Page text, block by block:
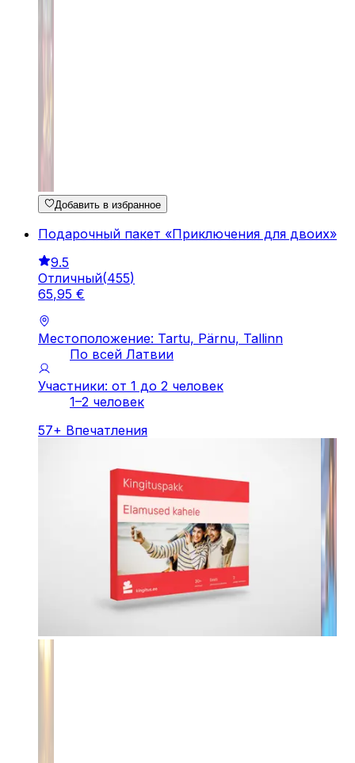
Добавить в избранное
Подарочный пакет «Приключения для двоих»
9.5
Отличный(455)
65,95 €
Местоположение: Tartu, Pärnu, Tallinn
По всей Латвии
Участники: от 1 до 2 человек
1–2 человек
57+ Впечатления